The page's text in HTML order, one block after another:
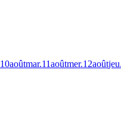
10aoûtmar.11aoûtmer.12août